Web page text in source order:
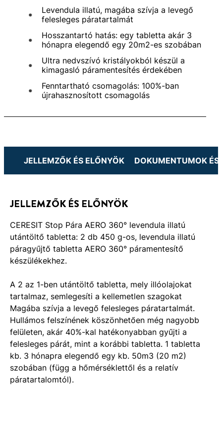
Levendula illatú, magába szívja a levegő
felesleges páratartalmát
Hosszantartó hatás: egy tabletta akár 3
hónapra elegendő egy 20m2-es szobában
Ultra nedvszívó kristályokból készül a
kimagasló páramentesítés érdekében
Fenntartható csomagolás: 100%-ban
újrahasznosított csomagolás
JELLEMZŐK ÉS ELŐNYÖK DOKUMENTUMOK ÉS
JELLEMZŐK ÉS ELŐNYÖK
CERESIT Stop Pára AERO 360° levendula illatú
utántöltő tabletta: 2 db 450 g-os, levendula illatú
páragyűjtő tabletta AERO 360° páramentesítő
készülékekhez.
A 2 az 1-ben utántöltő tabletta, mely illóolajokat
tartalmaz, semlegesíti a kellemetlen szagokat
Magába szívja a levegő felesleges páratartalmát.
Hullámos felszínének köszönhetően még nagyobb
felületen, akár 40%-kal hatékonyabban gyűjti a
felesleges párát, mint a korábbi tabletta. 1 tabletta
kb. 3 hónapra elegendő egy kb. 50m3 (20 m2)
szobában (függ a hőmérséklettől és a relatív
páratartalomtól).